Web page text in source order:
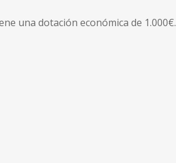
una dotación económica de 1.000€.